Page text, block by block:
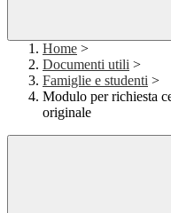
Home >
Documenti utili >
Famiglie e studenti >
Modulo per richiesta
originale